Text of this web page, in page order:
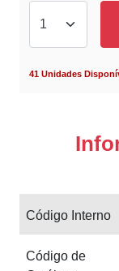
41 Unidades
Código Interno
Código de